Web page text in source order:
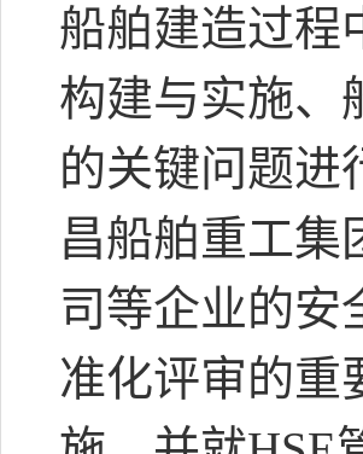
船舶建造过程
构建与实施、
的关键问题进
昌船舶重工集
司等企业的安
准化评审的重